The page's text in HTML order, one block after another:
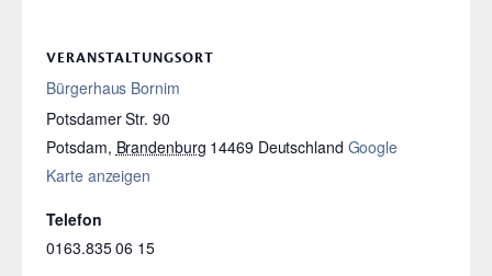
VERANSTALTUNGSORT
Bürgerhaus Bornim
Potsdamer Str. 90
Potsdam, Brandenburg 14469 Deutschland Google
Karte anzeigen
Telefon
0163.835 06 15